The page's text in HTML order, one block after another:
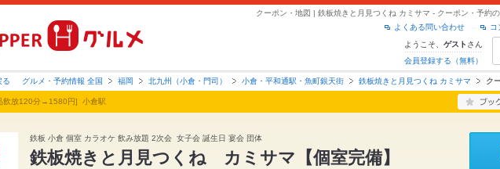
クーポン・地図 | 鉄板焼きと月見つくね カミサマ - クーポン・予約
コ
よくある問い合わせ
ようこそ、 ゲスト さん
会員登録する（無料）
る グルメ・予約情報 全国 福岡 北九州（小倉・門司） 小倉・平和通駅・魚町銀天街 鉄板焼きと月見つくね カミサマ ク
飲放120分→1580円] 小倉駅
鉄板 小倉 個室 カラオケ 飲み放題 2次会 女子会 誕生日 宴会 団体
鉄板焼きと月見つくね カミサマ【個室完備】